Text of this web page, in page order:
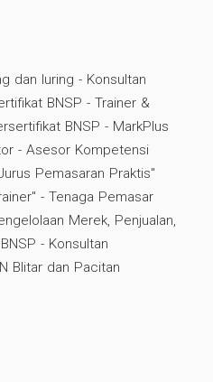
dan luring - Konsultan
BNSP - Trainer &
BNSP - MarkPlus
- Asesor Kompetensi
Pemasaran Praktis"
- Tenaga Pemasar
Merek, Penjualan,
- Konsultan
Blitar dan Pacitan